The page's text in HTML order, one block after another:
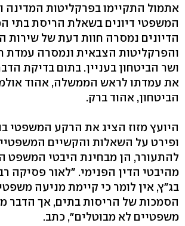
אתמול התקיימו בפרקליטות המדינה
המשפטי דיונים בשאלת הריסת בתי
הדיונים נמסרה חוות דעת של שירות
והפרקליטות הצבאית ונמסרה
ושר הביטחון בעניין. בתום בדיקת
את עמדתו לראש הממשלה, אהוד
הביטחון, אהוד ברק.
היועץ מזוז הציג את הרקע המשפטי
ופירט על השאלות והקשיים
להתעורר, הן מבחינת היבטי המשפט
מהיבטי הדין הפנימי. "לאור פסיקה
בג"ץ, אין לומר כי קיימת מניעה
הסמכות של הריסות בתים, אך הדבר
משפטיים לא מבוטלים", כתב.